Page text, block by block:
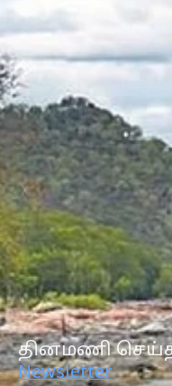
தினமணி
Newsletter